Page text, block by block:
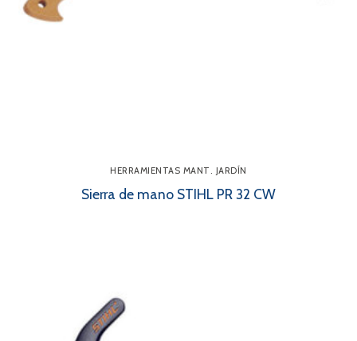
HERRAMIENTAS MANT. JARDÍN
Sierra de mano STIHL PR 32 CW